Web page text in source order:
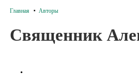
Главная Авторы
Священник
.